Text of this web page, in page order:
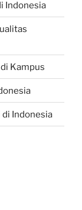
Indonesia
Kampus
di Indonesia